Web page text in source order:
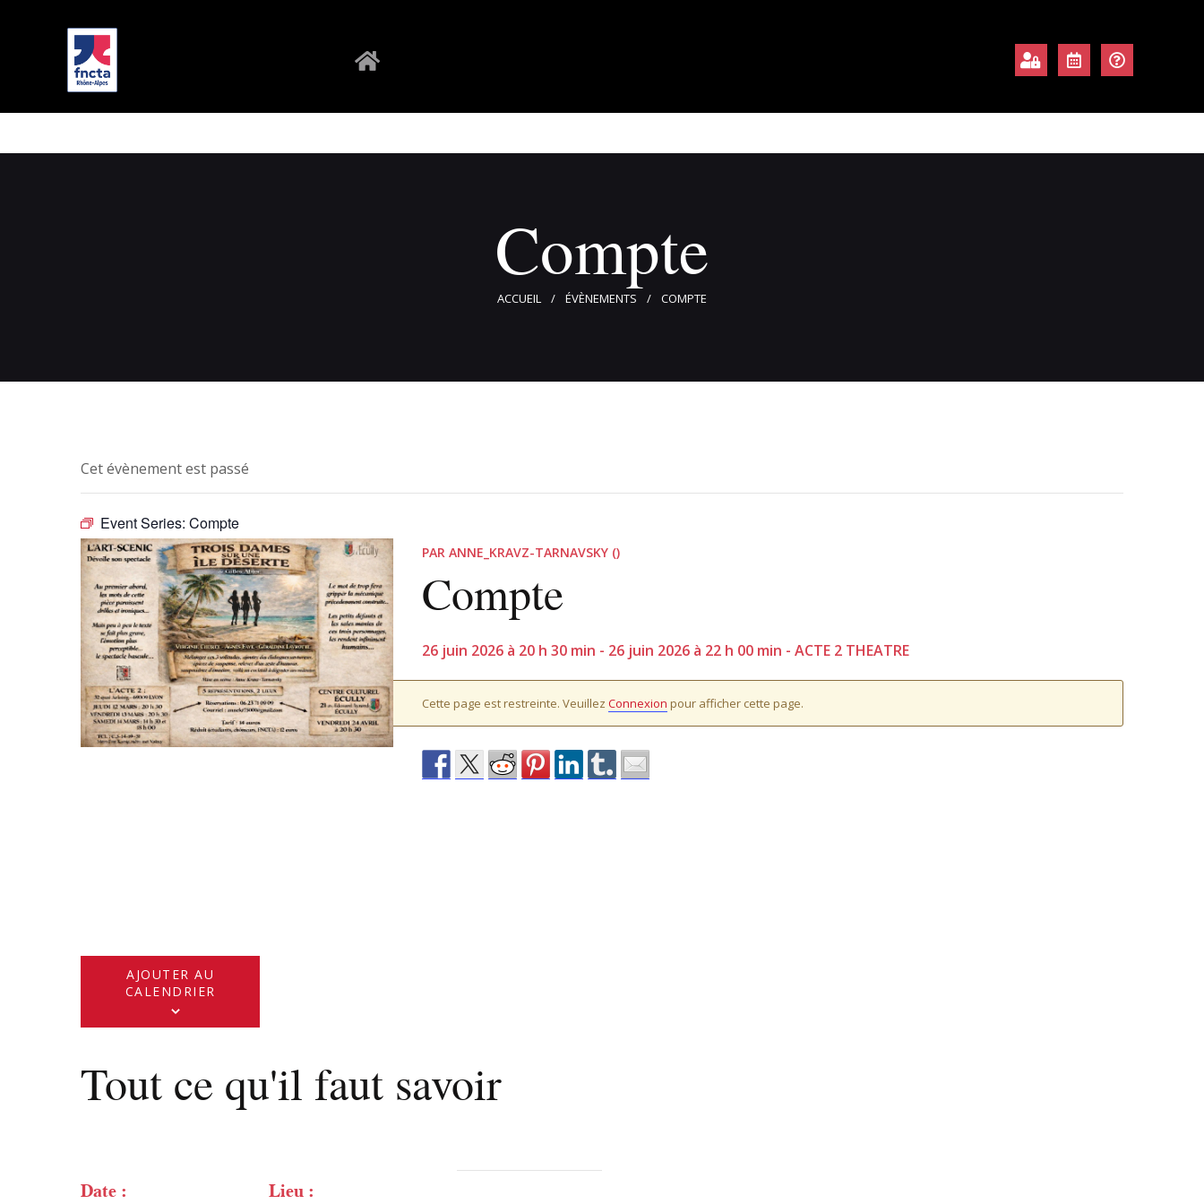
Compte
ACCUEIL ÉVÈNEMENTS COMPTE
Évènements
Actualités
Cet évènement est passé
Event Series: Compte
PAR ANNE_KRAVZ-TARNAVSKY ()
Compte
26 juin 2026 à 20 h 30 min - 26 juin 2026 à 22 h 00 min - ACTE 2 THEATRE
Cette page est restreinte. VeuillezConnexion pour afficher cette page.
AJOUTER AU
CALENDRIER
Tout ce qu'il faut savoir
Date : Lieu :